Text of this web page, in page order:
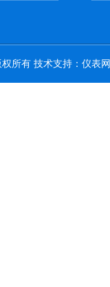
所有 技术支持： 仪表网